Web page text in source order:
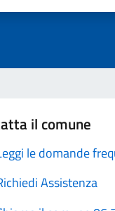
il comune
le domande
Assistenza